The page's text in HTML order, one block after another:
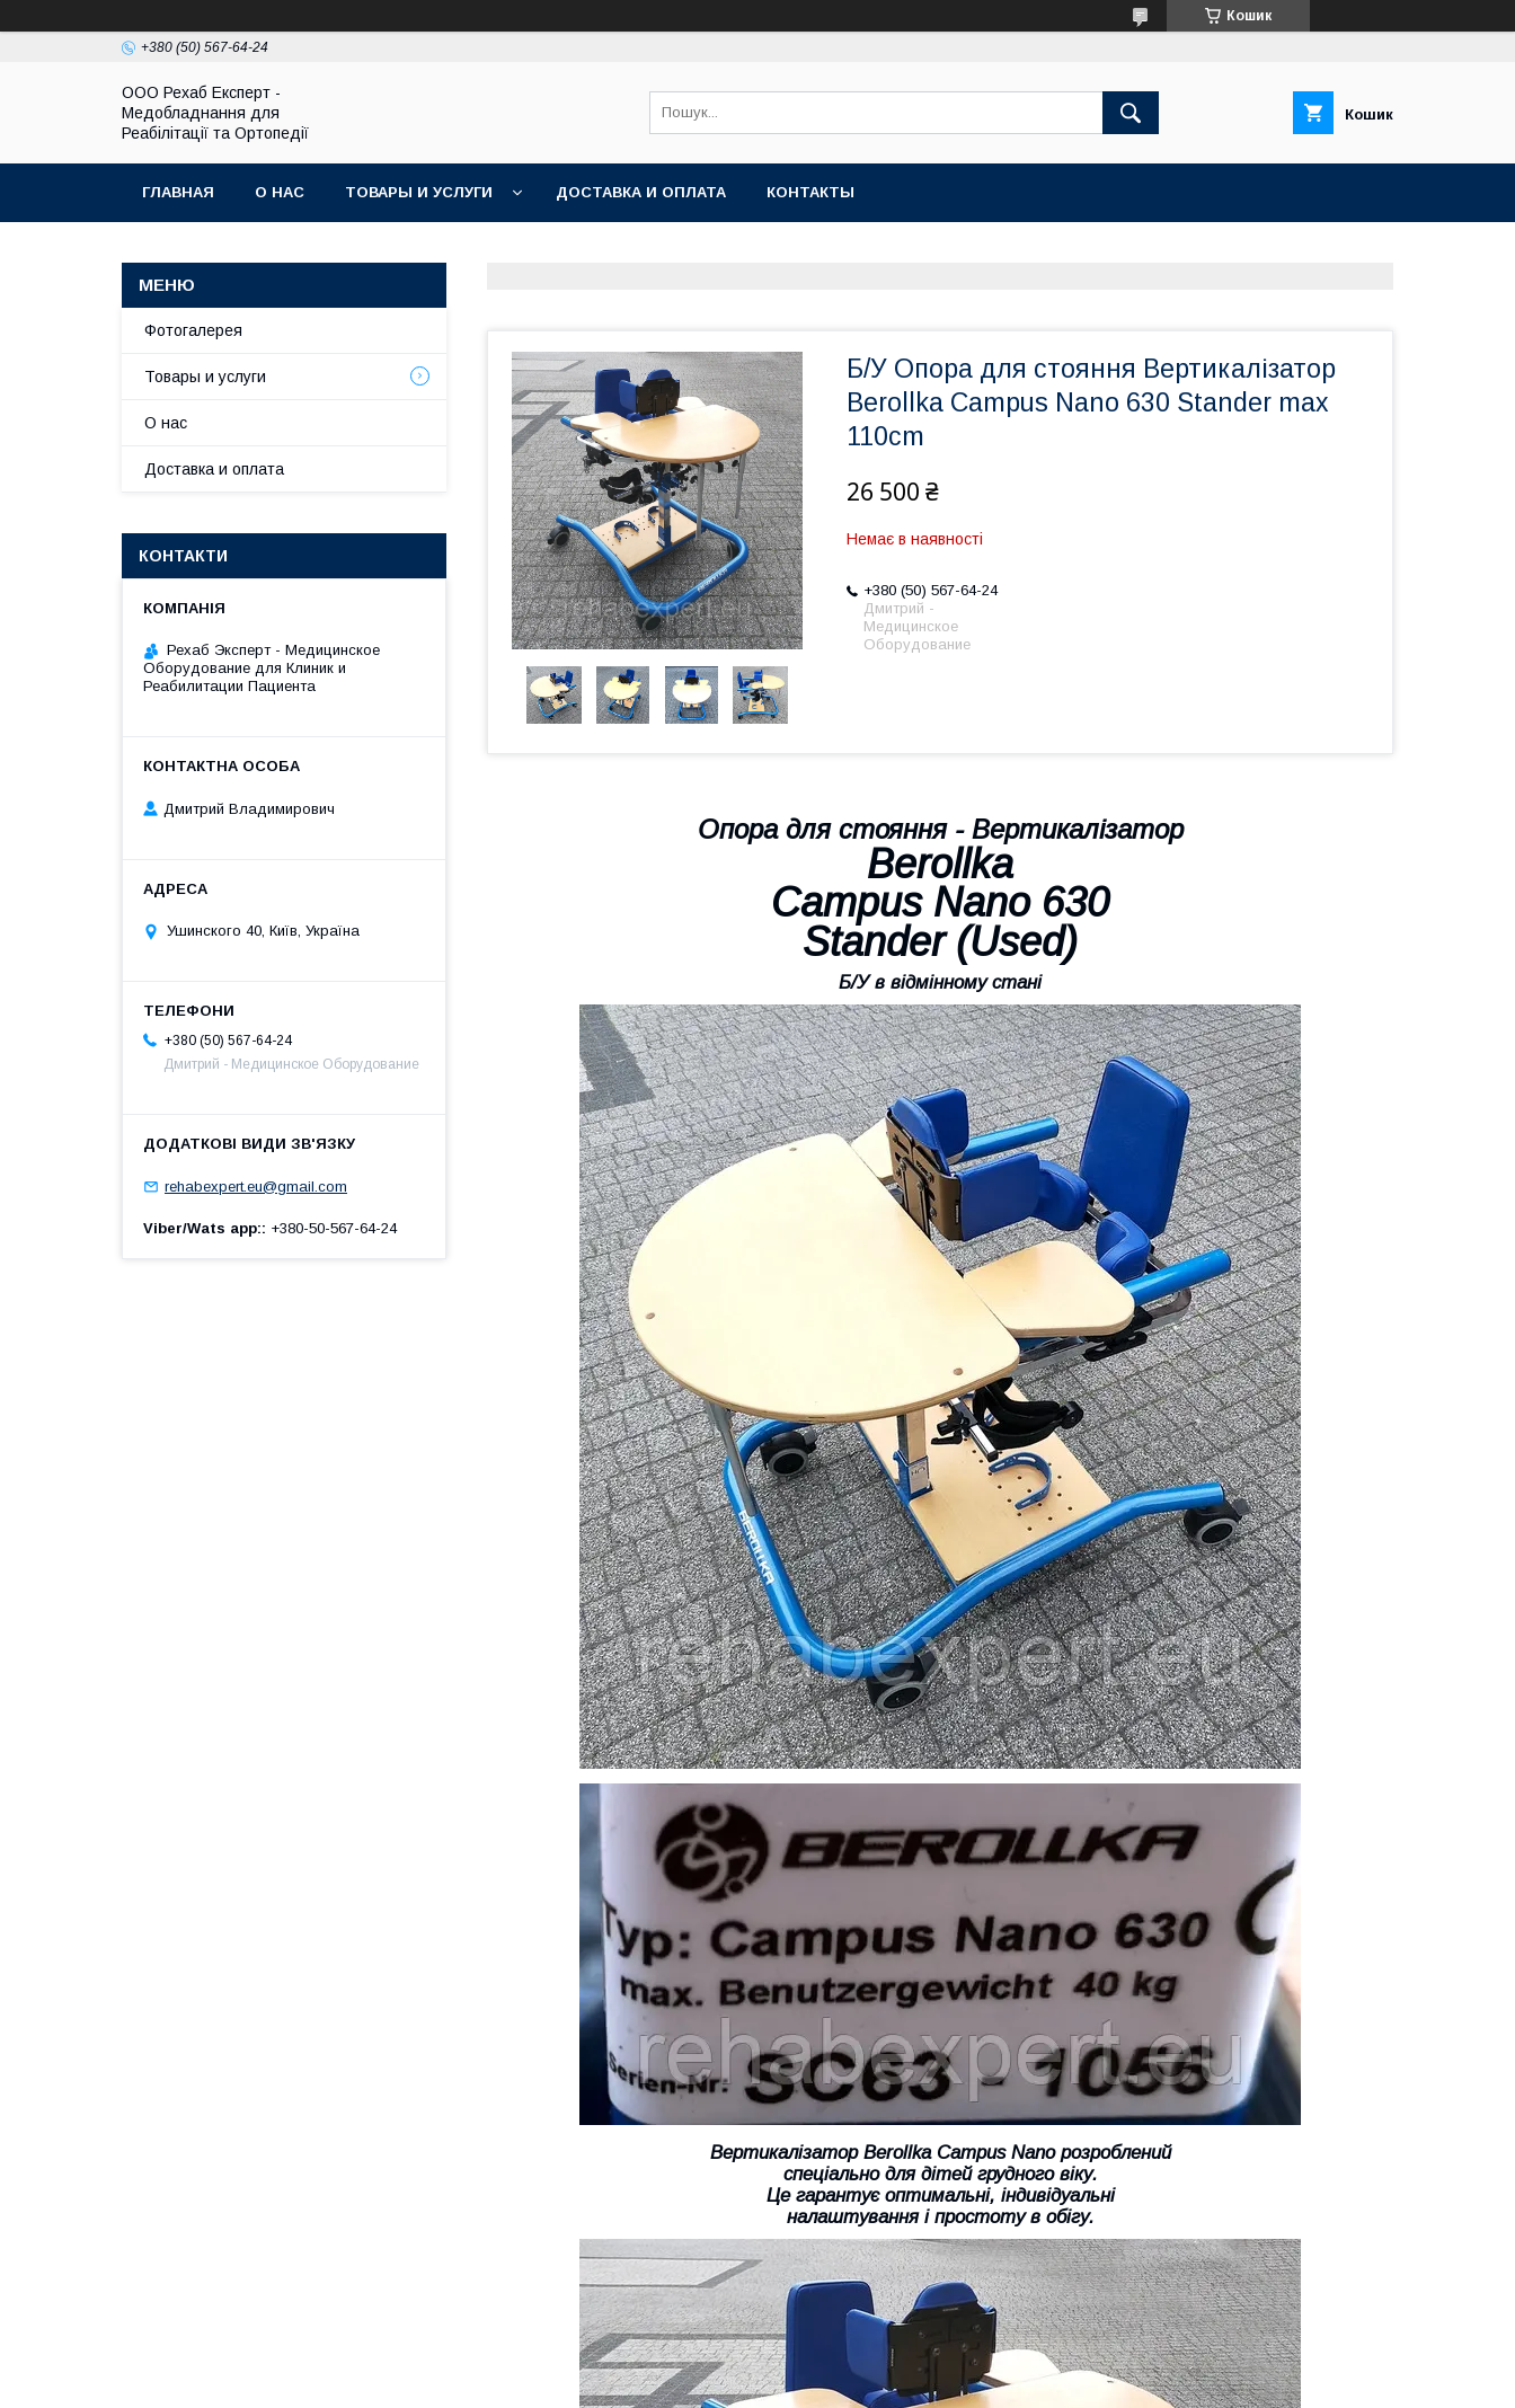
Кошик
+380 (50) 567-64-24
OOO Рехаб Експерт -
Медобладнання для
Реабілітації та Ортопедії
Кошик
ГЛАВНАЯ О НАС ТОВАРЫ И УСЛУГИ ДОСТАВКА И ОПЛАТА КОНТАКТЫ
Б/У Опора для стояння Вертикалізатор
Berollka Campus Nano 630 Stander max
110cm
26 500 ₴
Немає в наявності
+380 (50) 567-64-24
Дмитрий -
Медицинское
Оборудование
Опора для стояння - Вертикалізатор
Berollka
Campus Nano 630
Stander (Used)
Б/У в відмінному стані
Вертикалізатор Berollka Campus Nano розроблений
спеціально для дітей грудного віку.
Це гарантує оптимальні, індивідуальні
налаштування і простоту в обігу.
Фотогалерея
Товары и услуги
О нас
Доставка и оплата
КОНТАКТИ
Рехаб Эксперт - Медицинское
Оборудование для Клиник и
Реабилитации Пациента
Дмитрий Владимирович
Ушинского 40, Київ, Україна
+380 (50) 567-64-24
Дмитрий - Медицинское Оборудование
rehabexpert.eu@gmail.com
Viber/Wats app: +380-50-567-64-24